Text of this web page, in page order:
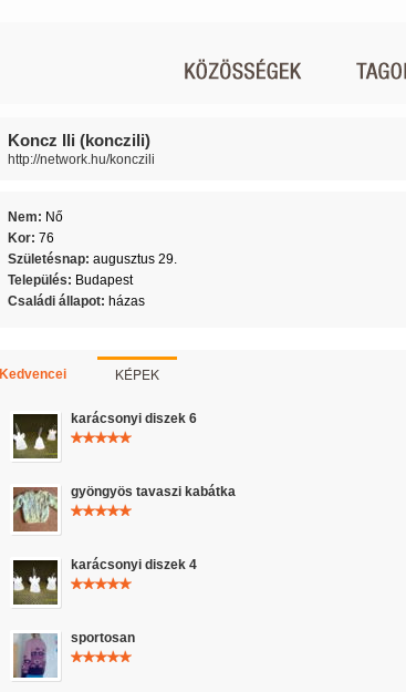
Koncz Ili (konczili)
http://network.hu/konczili
Nem: Nő
Kor: 76
Születésnap: augusztus 29.
Település: Budapest
Családi állapot: házas
Kedvencei KÉPEK
karácsonyi diszek 6
gyöngyös tavaszi kabátka
karácsonyi diszek 4
sportosan